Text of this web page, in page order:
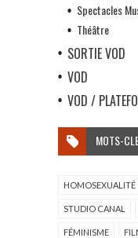
Spectacles
Théâtre
SORTIE VOD
VOD
VOD /
MOTS-
HOMOSEXUALITÉ
STUDIO CANAL
FÉMINISME